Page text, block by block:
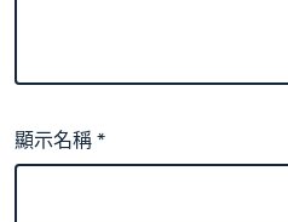
顯示名稱*